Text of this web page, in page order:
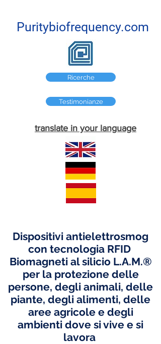
Puritybiofrequency.com
Ricerche
Testimonianze
translate in your language
Dispositivi antielettrosmog
con tecnologia RFID
Biomagneti al silicio L.A.M.®
per la protezione delle
persone, degli animali, delle
piante, degli alimenti, delle
aree agricole e degli
ambienti dove si vive e si
lavora